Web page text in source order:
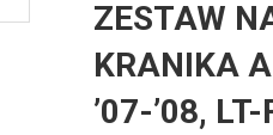
ZESTAW
KRANIKA
’07-’08,